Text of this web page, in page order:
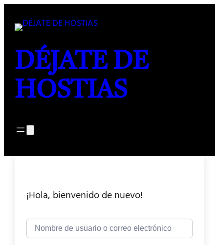
DÉJATE DE
HOSTIAS
¡Hola, bienvenido de nuevo!